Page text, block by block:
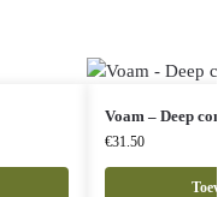
Voam – Deep
€31.50